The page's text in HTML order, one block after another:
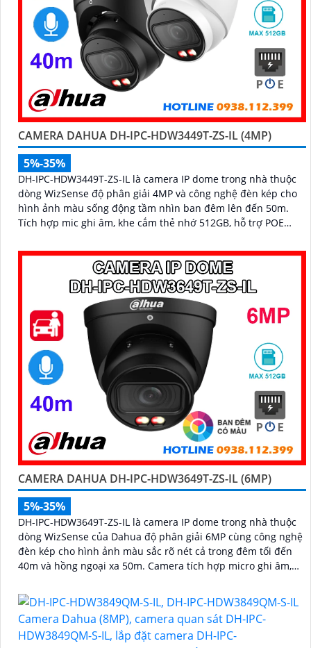
CAMERA DAHUA DH-IPC-HDW3449T-ZS-IL (4MP)
5%-35%
DH-IPC-HDW3449T-ZS-IL là camera IP dome trong nhà thuộc
dòng WizSense độ phân giải 4MP và công nghệ đèn kép cho
hình ảnh màu sống động tầm nhìn ban đêm lên đến 50m.
Tích hợp mic ghi âm, khe cắm thẻ nhớ 512GB, hỗ trợ POE
camera mang đến giải pháp giám sát an ninh thông minh,
hiệu quả phù hợp lắp đặt tại gia đình, văn phòng
CAMERA DAHUA DH-IPC-HDW3649T-ZS-IL (6MP)
5%-35%
DH-IPC-HDW3649T-ZS-IL là camera IP dome trong nhà thuộc
dòng WizSense của Dahua độ phân giải 6MP cùng công nghệ
đèn kép cho hình ảnh màu sắc rõ nét cả trong đêm tối đến
40m và hồng ngoại xa 50m. Camera tích hợp micro ghi âm,
xác người và phương tiện, nâng cao hiệu quả giám sát an
ninh hỗ trợ PoE và giá rẻ hiệu quả